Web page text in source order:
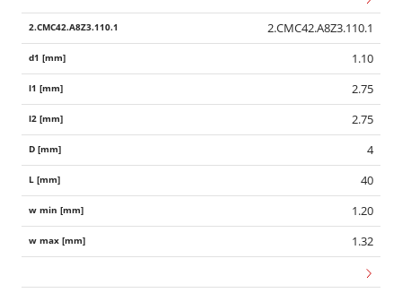
2.CMC42.A8Z3.110.1
1.10
2.75
2.75
4
40
1.20
1.32